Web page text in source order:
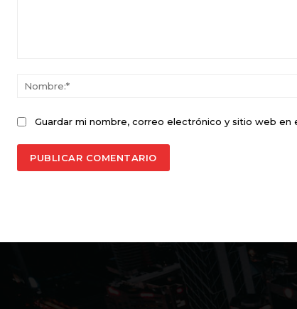
Guardar mi nombre, correo electrónico y sitio web